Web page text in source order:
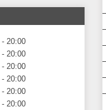
20:00
20:00
20:00
20:00
20:00
20:00